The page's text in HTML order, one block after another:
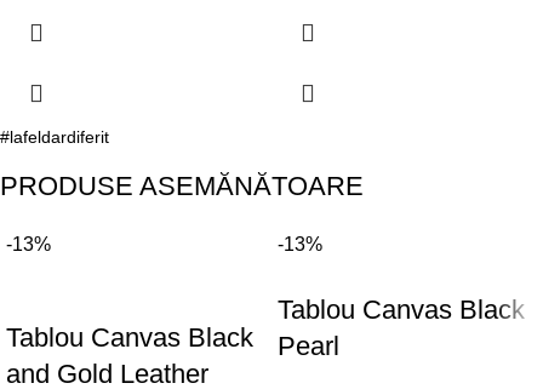
#lafeldardiferit
PRODUSE ASEMĂNĂTOARE
-13%
Tablou Canvas Black
and Gold Leather
-13%
Tablou Canvas Black
Pearl